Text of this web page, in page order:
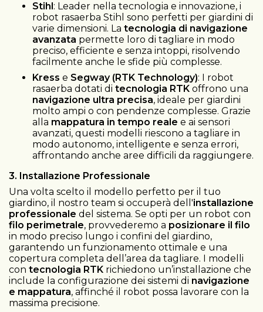
Stihl: Leader nella tecnologia e innovazione, i
robot rasaerba Stihl sono perfetti per giardini di
varie dimensioni. La tecnologia di navigazione
avanzata permette loro di tagliare in modo
preciso, efficiente e senza intoppi, risolvendo
facilmente anche le sfide più complesse.
Kress e Segway (RTK Technology): I robot
rasaerba dotati di tecnologia RTK offrono una
navigazione ultra precisa, ideale per giardini
molto ampi o con pendenze complesse. Grazie
alla mappatura in tempo reale e ai sensori
avanzati, questi modelli riescono a tagliare in
modo autonomo, intelligente e senza errori,
affrontando anche aree difficili da raggiungere.
3. Installazione Professionale
Una volta scelto il modello perfetto per il tuo
giardino, il nostro team si occuperà dell'installazione
professionale del sistema. Se opti per un robot con
filo perimetrale, provvederemo a posizionare il filo
in modo preciso lungo i confini del giardino,
garantendo un funzionamento ottimale e una
copertura completa dell’area da tagliare. I modelli
con tecnologia RTK richiedono un’installazione che
include la configurazione dei sistemi di navigazione
e mappatura, affinché il robot possa lavorare con la
massima precisione.